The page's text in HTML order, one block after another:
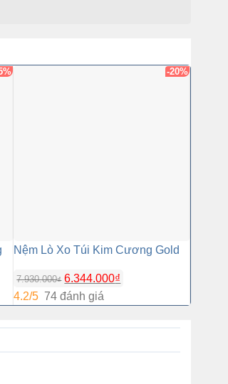
-20%
Nệm Lò Xo Túi Kim Cương Gold
7.930.000₫ 6.344.000₫
4.2/5 74 đánh giá